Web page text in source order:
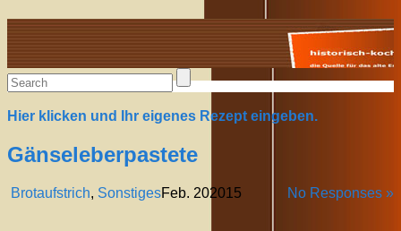
Alte Rezepte online
Hier klicken und Ihr eigenes Rezept eingeben.
Gänseleberpastete
Brotaufstrich, Sonstiges No Responses »
Feb. 202015